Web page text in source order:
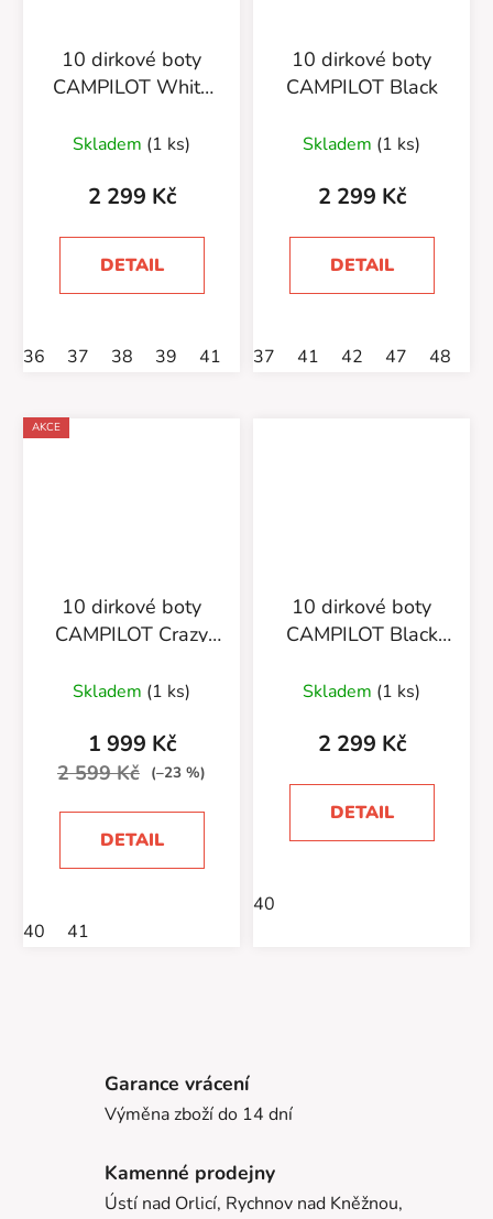
10 dirkové boty
CAMPILOT White
Skladem (1 ks)
2 299 Kč
DETAIL
36 37 38 39 41 42 43 46 49
10 dirkové boty
CAMPILOT Black
Skladem (1 ks)
2 299 Kč
DETAIL
37 41 42 47 48
AKCE
10 dirkové boty
CAMPILOT Crazy
Skladem (1 ks)
1 999 Kč
2 599 Kč (–23 %)
DETAIL
40 41
10 dirkové boty
CAMPILOT Black
Skladem (1 ks)
2 299 Kč
DETAIL
40
Garance vrácení
Výměna zboží do 14 dní
Kamenné prodejny
Ústí nad Orlicí, Rychnov nad Kněžnou,